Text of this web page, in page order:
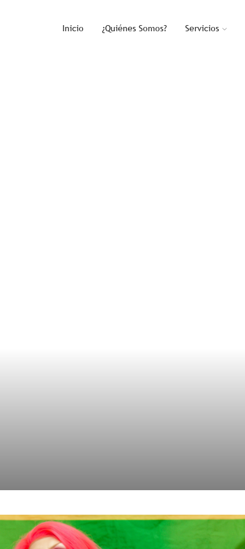
Inicio ¿Quiénes Somos? Servicios